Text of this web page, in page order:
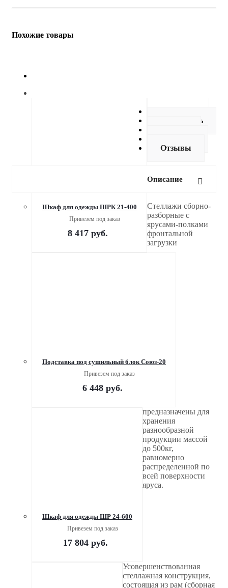
Похожие товары
Шкаф для одежды ШРК 21-400
Привезем под заказ
8 417 руб.
Подставка под сушильный блок Союз-20
Привезем под заказ
6 448руб.
Шкаф для одежды ШР 24-600
Привезем под заказ
17 804 руб.
Как купить
Отзывы
Описание
Стеллажи сборно-
разборные с
ярусами-полками
фронтальной
загрузки
предназначены для
хранения
разнообразной
продукции массой
до 500кг,
равномерно
распределенной по
всей поверхности
яруса.
Усовершенствованная
стеллажная конструкция,
состоящая из рам (сборная